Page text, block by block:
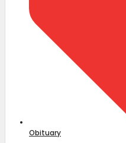
Obituary